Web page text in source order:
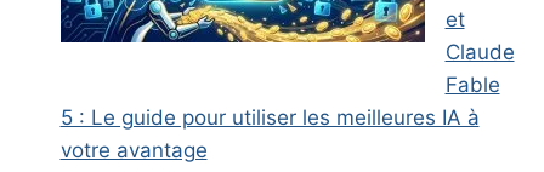
et
Claude
Fable
5 : Le guide pour utiliser les meilleures IA à
votre avantage